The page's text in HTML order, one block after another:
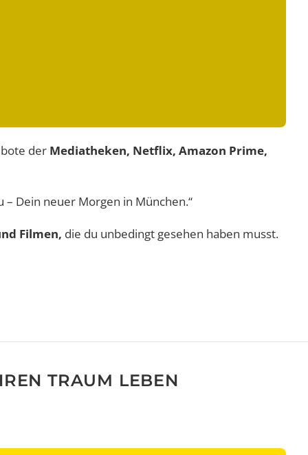
der Mediatheken, Netflix, Amazon Prime,
Dein neuer Morgen in München.“
Filmen, die du unbedingt gesehen haben musst.
TRAUM LEBEN